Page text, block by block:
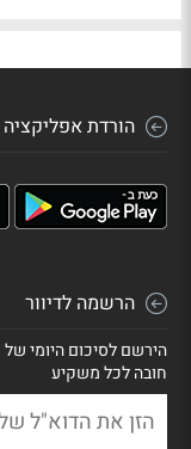
הורדת אפליקציה
הרשמה לדיוור
הירשם לסיכום היומי של
חובה לכל משקיע